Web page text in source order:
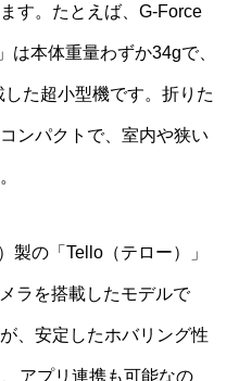
す。たとえば、G-Force
本体重量わずか34gで、
た超小型機です。折りた
ンパクトで、室内や狭い
製の「Tello（テロー）」
ラを搭載したモデルで
、安定したホバリング性
アプリ連携も可能なの